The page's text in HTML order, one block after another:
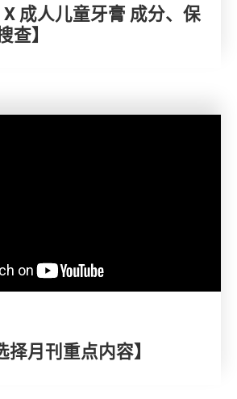
X 成人儿童牙膏 成分、保
查】
择月刊重点内容】